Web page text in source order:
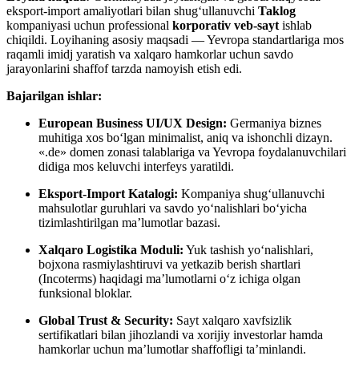
eksport-import amaliyotlari bilan shug‘ullanuvchi Taklog
kompaniyasi uchun professional korporativ veb-sayt ishlab
chiqildi. Loyihaning asosiy maqsadi — Yevropa standartlariga mos
raqamli imidj yaratish va xalqaro hamkorlar uchun savdo
jarayonlarini shaffof tarzda namoyish etish edi.
Bajarilgan ishlar:
European Business UI/UX Design: Germaniya biznes
muhitiga xos bo‘lgan minimalist, aniq va ishonchli dizayn.
«.de» domen zonasi talablariga va Yevropa foydalanuvchilari
didiga mos keluvchi interfeys yaratildi.
Eksport-Import Katalogi: Kompaniya shug‘ullanuvchi
mahsulotlar guruhlari va savdo yo‘nalishlari bo‘yicha
tizimlashtirilgan ma’lumotlar bazasi.
Xalqaro Logistika Moduli: Yuk tashish yo‘nalishlari,
bojxona rasmiylashtiruvi va yetkazib berish shartlari
(Incoterms) haqidagi ma’lumotlarni o‘z ichiga olgan
funksional bloklar.
Global Trust & Security: Sayt xalqaro xavfsizlik
sertifikatlari bilan jihozlandi va xorijiy investorlar hamda
hamkorlar uchun ma’lumotlar shaffofligi ta’minlandi.